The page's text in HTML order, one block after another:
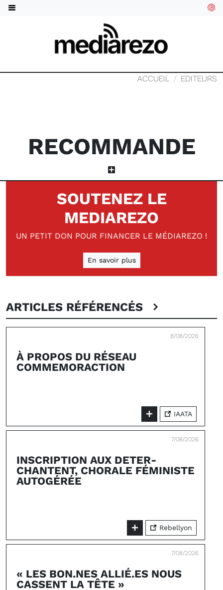
ACCUEIL EDITEURS
RECOMMANDE
SOUTENEZ LE
MEDIAREZO
UN PETIT DON POUR FINANCER LE MÉDIAREZO !
En savoir plus
ARTICLES RÉFÉRENCÉS
8/08/2026
À PROPOS DU RÉSEAU
COMMEMORACTION
IAATA
7/08/2026
INSCRIPTION AUX DETER-
CHANTENT, CHORALE FÉMINISTE
AUTOGÉRÉE
Rebellyon
7/08/2026
« LES BON.NES ALLIÉ.ES NOUS
CASSENT LA TÊTE »